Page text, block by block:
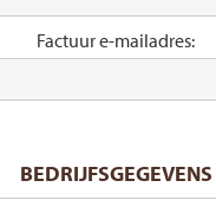
Factuur e-mailadres:
BEDRIJFSGEGEVENS